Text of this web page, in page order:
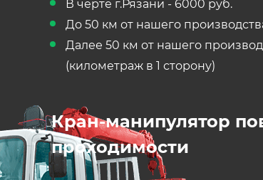
В черте г.Рязани - 6000 руб.
До 50 км от нашего
Далее 50 км от нашего
(километраж в 1 сторону)
Кран-манипулятор
проходимости